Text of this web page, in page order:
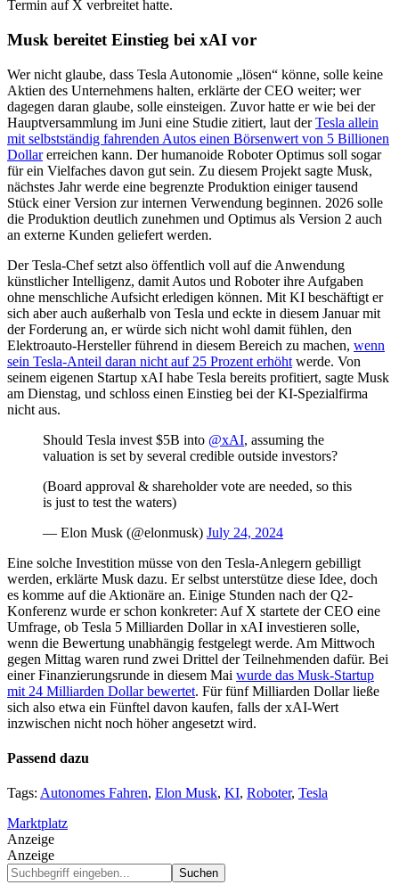
Termin auf X verbreitet hatte.
Musk bereitet Einstieg bei xAI vor
Wer nicht glaube, dass Tesla Autonomie „lösen“ könne, solle keine
Aktien des Unternehmens halten, erklärte der CEO weiter; wer
dagegen daran glaube, solle einsteigen. Zuvor hatte er wie bei der
Hauptversammlung im Juni eine Studie zitiert, laut derTesla allein
mit selbstständig fahrenden Autos einen Börsenwert von 5 Billionen
Dollarerreichen kann. Der humanoide Roboter Optimus soll sogar
für ein Vielfaches davon gut sein. Zu diesem Projekt sagte Musk,
nächstes Jahr werde eine begrenzte Produktion einiger tausend
Stück einer Version zur internen Verwendung beginnen. 2026 solle
die Produktion deutlich zunehmen und Optimus als Version 2 auch
an externe Kunden geliefert werden.
Der Tesla-Chef setzt also öffentlich voll auf die Anwendung
künstlicher Intelligenz, damit Autos und Roboter ihre Aufgaben
ohne menschliche Aufsicht erledigen können. Mit KI beschäftigt er
sich aber auch außerhalb von Tesla und eckte in diesem Januar mit
der Forderung an, er würde sich nicht wohl damit fühlen, den
Elektroauto-Hersteller führend in diesem Bereich zu machen, wenn
sein Tesla-Anteil daran nicht auf 25 Prozent erhöht werde. Von
seinem eigenen Startup xAI habe Tesla bereits profitiert, sagte Musk
am Dienstag, und schloss einen Einstieg bei der KI-Spezialfirma
nicht aus.
Should Tesla invest $5B into @xAI, assuming the
valuation is set by several credible outside investors?
(Board approval & shareholder vote are needed, so this
is just to test the waters)
— Elon Musk (@elonmusk) July 24, 2024
Eine solche Investition müsse von den Tesla-Anlegern gebilligt
werden, erklärte Musk dazu. Er selbst unterstütze diese Idee, doch
es komme auf die Aktionäre an. Einige Stunden nach der Q2-
Konferenz wurde er schon konkreter: Auf X startete der CEO eine
Umfrage, ob Tesla 5 Milliarden Dollar in xAI investieren solle,
wenn die Bewertung unabhängig festgelegt werde. Am Mittwoch
gegen Mittag waren rund zwei Drittel der Teilnehmenden dafür. Bei
einer Finanzierungsrunde in diesem Mai wurde das Musk-Startup
mit 24 Milliarden Dollar bewertet. Für fünf Milliarden Dollar ließe
sich also etwa ein Fünftel davon kaufen, falls der xAI-Wert
inzwischen nicht noch höher angesetzt wird.
Passend dazu
Tags: Autonomes Fahren, Elon Musk, KI, Roboter, Tesla
Marktplatz
Anzeige
Anzeige
Suchbegriff